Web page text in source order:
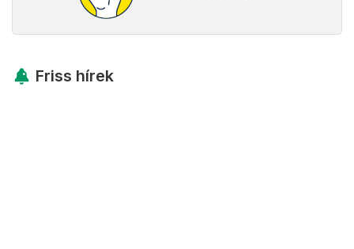
Friss hírek